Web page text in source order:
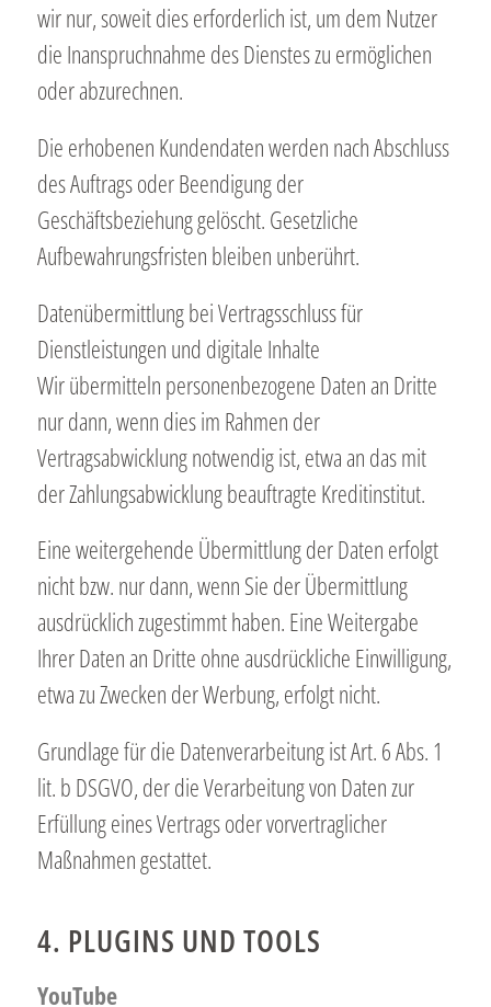
wir nur, soweit dies erforderlich ist, um dem Nutzer
die Inanspruchnahme des Dienstes zu ermöglichen
oder abzurechnen.
Die erhobenen Kundendaten werden nach Abschluss
des Auftrags oder Beendigung der
Geschäftsbeziehung gelöscht. Gesetzliche
Aufbewahrungsfristen bleiben unberührt.
Datenübermittlung bei Vertragsschluss für
Dienstleistungen und digitale Inhalte
Wir übermitteln personenbezogene Daten an Dritte
nur dann, wenn dies im Rahmen der
Vertragsabwicklung notwendig ist, etwa an das mit
der Zahlungsabwicklung beauftragte Kreditinstitut.
Eine weitergehende Übermittlung der Daten erfolgt
nicht bzw. nur dann, wenn Sie der Übermittlung
ausdrücklich zugestimmt haben. Eine Weitergabe
Ihrer Daten an Dritte ohne ausdrückliche Einwilligung,
etwa zu Zwecken der Werbung, erfolgt nicht.
Grundlage für die Datenverarbeitung ist Art. 6 Abs. 1
lit. b DSGVO, der die Verarbeitung von Daten zur
Erfüllung eines Vertrags oder vorvertraglicher
Maßnahmen gestattet.
4. PLUGINS UND TOOLS
YouTube